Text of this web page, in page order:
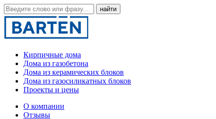
Кирпичные дома
Дома из газобетона
Дома из керамических блоков
Дома из газосиликатных блоков
Проекты и цены
О компании
Отзывы